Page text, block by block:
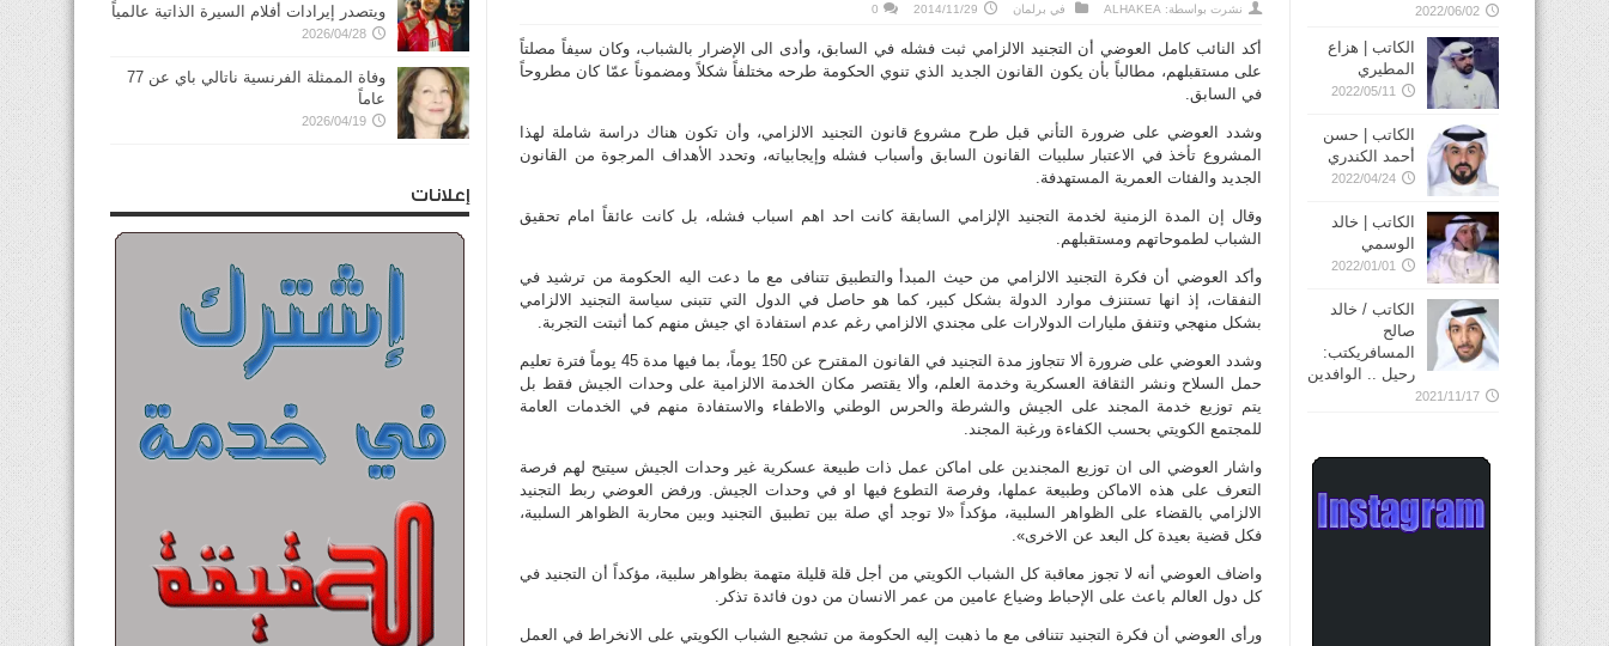
نشرت بواسطة: ALHAKEA في برلمان 2014/11/29
0
أكد النائب كامل العوضي أن التجنيد الالزامي ثبت فشله في السابق، وأدى الى الإضرار بالشباب، وكان سيفاً مصلتاً
على مستقبلهم، مطالباً بأن يكون القانون الجديد الذي تنوي الحكومة طرحه مختلفاً شكلاً ومضموناً عمّا كان مطروحاً
في السابق.
وشدد العوضي على ضرورة التأني قبل طرح مشروع قانون التجنيد الالزامي، وأن تكون هناك دراسة شاملة لهذا
المشروع تأخذ في الاعتبار سلبيات القانون السابق وأسباب فشله وإيجابياته، وتحدد الأهداف المرجوة من القانون
الجديد والفئات العمرية المستهدفة.
وقال إن المدة الزمنية لخدمة التجنيد الإلزامي السابقة كانت احد اهم اسباب فشله، بل كانت عائقاً امام تحقيق
الشباب لطموحاتهم ومستقبلهم.
وأكد العوضي أن فكرة التجنيد الالزامي من حيث المبدأ والتطبيق تتنافى مع ما دعت اليه الحكومة من ترشيد في
النفقات، إذ انها تستنزف موارد الدولة بشكل كبير، كما هو حاصل في الدول التي تتبنى سياسة التجنيد الالزامي
بشكل منهجي وتنفق مليارات الدولارات على مجندي الالزامي رغم عدم استفادة اي جيش منهم كما أثبتت التجربة.
وشدد العوضي على ضرورة ألا تتجاوز مدة التجنيد في القانون المقترح عن 150 يوماً، بما فيها مدة 45 يوماً فترة تعليم
حمل السلاح ونشر الثقافة العسكرية وخدمة العلم، وألا يقتصر مكان الخدمة الالزامية على وحدات الجيش فقط بل
يتم توزيع خدمة المجند على الجيش والشرطة والحرس الوطني والاطفاء والاستفادة منهم في الخدمات العامة
للمجتمع الكويتي بحسب الكفاءة ورغبة المجند.
واشار العوضي الى ان توزيع المجندين على اماكن عمل ذات طبيعة عسكرية غير وحدات الجيش سيتيح لهم فرصة
التعرف على هذه الاماكن وطبيعة عملها، وفرصة التطوع فيها او في وحدات الجيش. ورفض العوضي ربط التجنيد
الالزامي بالقضاء على الظواهر السلبية، مؤكداً «لا توجد أي صلة بين تطبيق التجنيد وبين محاربة الظواهر السلبية،
فكل قضية بعيدة كل البعد عن الاخرى».
واضاف العوضي أنه لا تجوز معاقبة كل الشباب الكويتي من أجل قلة قليلة متهمة بظواهر سلبية، مؤكداً أن التجنيد في
كل دول العالم باعث على الإحباط وضياع عامين من عمر الانسان من دون فائدة تذكر.
ورأى العوضي أن فكرة التجنيد تتنافى مع ما ذهبت إليه الحكومة من تشجيع الشباب الكويتي على الانخراط في العمل
2022/06/02
الكاتب | هزاع
المطيري
2022/05/11
الكاتب | حسن
أحمد الكندري
2022/04/24
الكاتب | خالد
الوسمي
2022/01/01
الكاتب / خالد
صالح
المسافريكتب:
رحيل .. الوافدين
2021/11/17
ويتصدر إيرادات أفلام السيرة الذاتية عالمياً
2026/04/28
وفاة الممثلة الفرنسية ناتالي باي عن 77
عاماً
2026/04/19
إعلانات